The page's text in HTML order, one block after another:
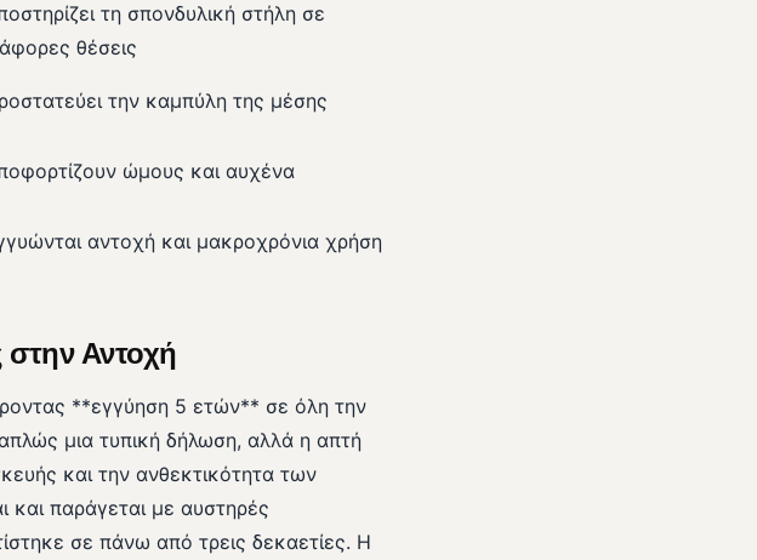
τη σπονδυλική στήλη σε
θέσεις
την καμπύλη της μέσης
ώμους και αυχένα
αντοχή και μακροχρόνια χρήση
Αντοχή
**εγγύηση 5 ετών** σε όλη την
μια τυπική δήλωση, αλλά η απτή
και την ανθεκτικότητα των
και παράγεται με αυστηρές
σε πάνω από τρεις δεκαετίες. Η